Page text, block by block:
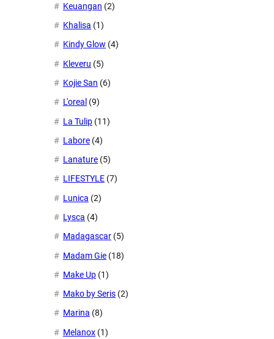
Keuangan (2)
Khalisa (1)
Kindy Glow (4)
Kleveru (5)
Kojie San (6)
L'oreal (9)
La Tulip (11)
Labore (4)
Lanature (5)
LIFESTYLE (7)
Lunica (2)
Lysca (4)
Madagascar (5)
Madam Gie (18)
Make Up (1)
Mako by Seris (2)
Marina (8)
Melanox (1)